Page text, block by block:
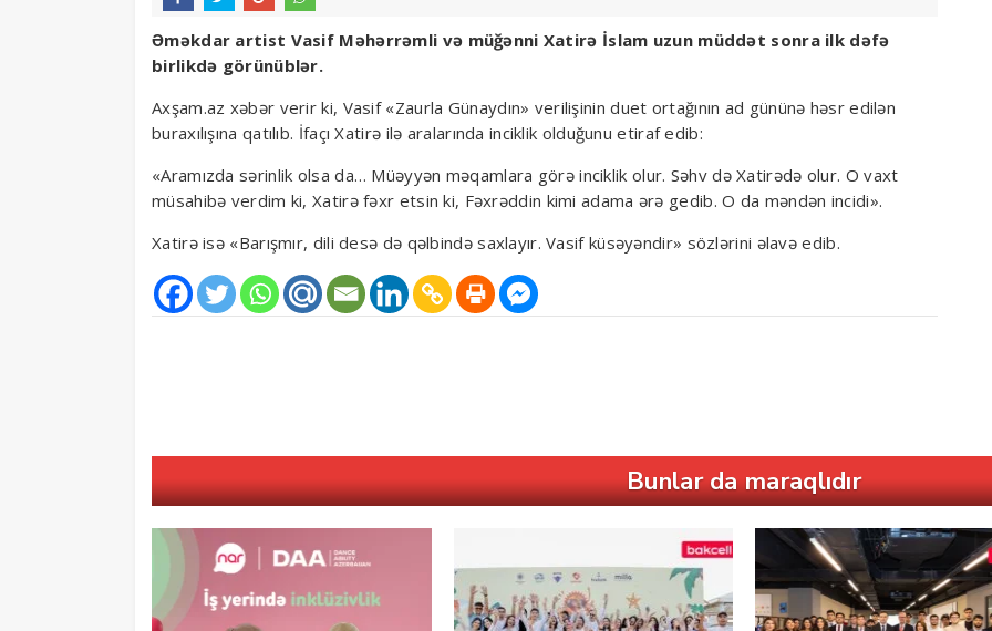
Əməkdar artist Vasif Məhərrəmli və müğənni Xatirə İslam uzun müddət sonra ilk dəfə
birlikdə görünüblər.
Axşam.az xəbər verir ki, Vasif «Zaurla Günaydın» verilişinin duet ortağının ad gününə həsr edilən
buraxılışına qatılıb. İfaçı Xatirə ilə aralarında inciklik olduğunu etiraf edib:
«Aramızda sərinlik olsa da… Müəyyən məqamlara görə inciklik olur. Səhv də Xatirədə olur. O vaxt
müsahibə verdim ki, Xatirə fəxr etsin ki, Fəxrəddin kimi adama ərə gedib. O da məndən incidi».
Xatirə isə «Barışmır, dili desə də qəlbində saxlayır. Vasif küsəyəndir» sözlərini əlavə edib.
Bunlar da maraqlıdır